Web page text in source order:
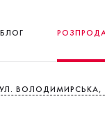
ВОЛОДИМИРСЬКА,